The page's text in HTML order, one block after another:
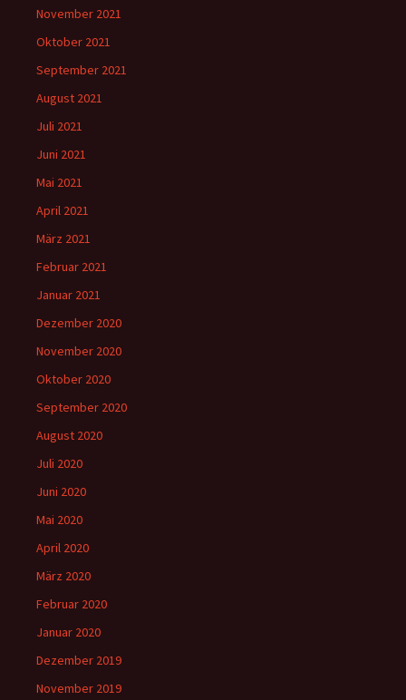
November 2021
Oktober 2021
September 2021
August 2021
Juli 2021
Juni 2021
Mai 2021
April 2021
März 2021
Februar 2021
Januar 2021
Dezember 2020
November 2020
Oktober 2020
September 2020
August 2020
Juli 2020
Juni 2020
Mai 2020
April 2020
März 2020
Februar 2020
Januar 2020
Dezember 2019
November 2019